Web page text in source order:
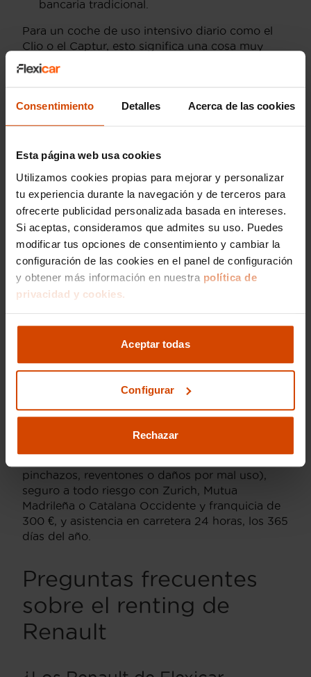
Consentimiento Detalles Acerca de las cookies
Esta página web usa cookies
Utilizamos cookies propias para mejorar y personalizar
tu experiencia durante la navegación y de terceros para
ofrecerte publicidad personalizada basada en intereses.
Si aceptas, consideramos que admites su uso. Puedes
modificar tus opciones de consentimiento y cambiar la
configuración de las cookies en el panel de configuración
y obtener más información en nuestra política de
privacidad y cookies.
Aceptar todas
Configurar
Rechazar
bancaria tradicional.
Para un coche de uso intensivo diario como el
Clio o el Captur, esto significa una cosa muy
concreta: presupuesto cerrado desde el primer
mes, sin imprevistos que rompan tus cuentas.
Cuéntanos qué modelo te interesa y lo vemos
juntos.
Clio, Captur, Austral:
motivos distintos,
misma satisfacción con
el renting
Con el Clio, el comentario habitual gira en torno
al día a día: es el coche de uso diario por
excelencia, y no depender de gastos de taller
versatilidad para familia y ciudad a la vez, con el
mantenimiento resuelto sin que suponga una
buscar algo muy concreto: espacio y tecnología
híbrida en un SUV más grande, sin renunciar a la
misma tranquilidad de cuota fija. Denominador
pinchazos, reventones o daños por mal uso),
seguro a todo riesgo con Zurich, Mutua
Madrileña o Catalana Occidente y franquicia de
300 €, y asistencia en carretera 24 horas, los 365
días del año.
Preguntas frecuentes
sobre el renting de
Renault